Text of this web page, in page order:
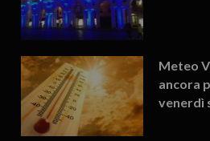
Meteo
ancora
venerdì